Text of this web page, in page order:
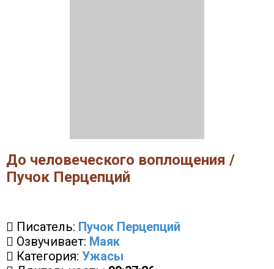
До человеческого воплощения /
Пучок Перцепций
Писатель: Пучок Перцепций
Озвучивает: Маяк
Категория: Ужасы